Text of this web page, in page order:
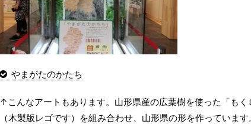
やまがたのかたち
↑こんなアートもあります。山形県産の広葉樹を使った「も
（木製版レゴです）を組み合わせ、山形県の形を作っています